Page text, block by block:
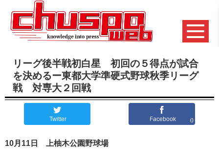
リーグ後半戦初白星 初回の５得点が試合
を決めるー東都大学準硬式野球秋季リーグ
戦 対専大２回戦
Twitter Facebook 0
10月11日 上柚木公園野球場